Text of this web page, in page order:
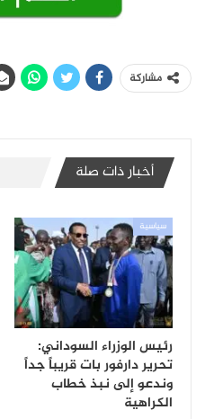
مشاركة
أخبار ذات صلة
سياسية
رئيس الوزراء السوداني:
تحرير دارفور بات قريباً جداً
وندعو إلى نبذ خطاب
الكراهية